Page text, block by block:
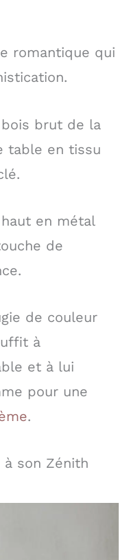
romantique qui
brut de la
table en tissu
en métal
de
de couleur
à
et à lui
pour une
.
à son Zénith